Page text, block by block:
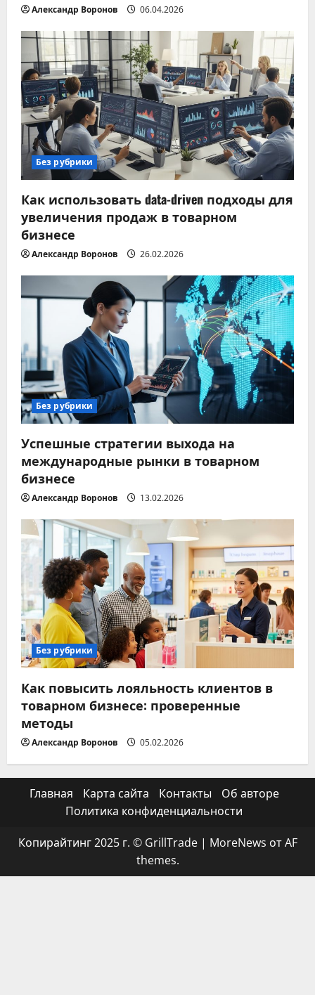
Александр Воронов 06.04.2026
Без рубрики
Как использовать data-driven подходы для
увеличения продаж в товарном
бизнесе
Александр Воронов 26.02.2026
Без рубрики
Успешные стратегии выхода на
международные рынки в товарном
бизнесе
Александр Воронов 13.02.2026
Без рубрики
Как повысить лояльность клиентов в
товарном бизнесе: проверенные
методы
Александр Воронов 05.02.2026
Главная Карта сайта Контакты
Об авторе
Политика конфиденциальности
Копирайтинг 2025 г. © GrillTrade | MoreNews от AF
themes.